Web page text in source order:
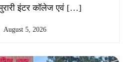
मुरारी इंटर कॉलेज एवं […]
August 5, 2026